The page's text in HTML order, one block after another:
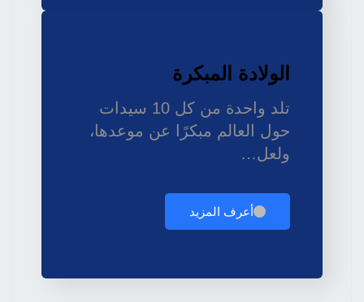
الولادة المبكرة
تلد واحدة من كل 10 سيدات
حول العالم مبكرًا عن موعدها،
ولعل…
أعرف المزيد